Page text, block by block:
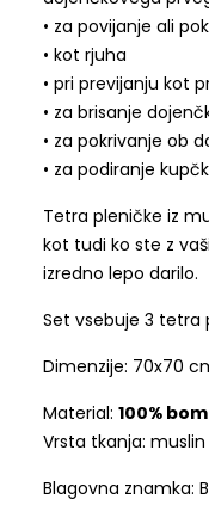
• za povijanje ali
• kot rjuha
• pri previjanju kot
• za brisanje
• za pokrivanje ob
• za podiranje
Tetra pleničke iz
kot tudi ko ste z
izredno lepo darilo.
Set vsebuje 3 tetra
Dimenzije: 70x70
Material: 100%
Vrsta tkanja: muslin
Blagovna znamka: